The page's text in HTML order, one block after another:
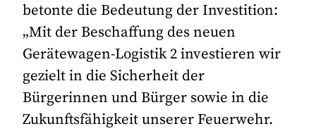
betonte die Bedeutung der Investition:
„Mit der Beschaffung des neuen
Gerätewagen-Logistik 2 investieren wir
gezielt in die Sicherheit der
Bürgerinnen und Bürger sowie in die
Zukunftsfähigkeit unserer Feuerwehr.